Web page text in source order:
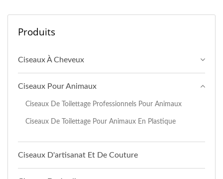
Produits
Ciseaux À Cheveux
Ciseaux Pour Animaux
Ciseaux De Toilettage Professionnels Pour Animaux
Ciseaux De Toilettage Pour Animaux En Plastique
Ciseaux D'artisanat Et De Couture